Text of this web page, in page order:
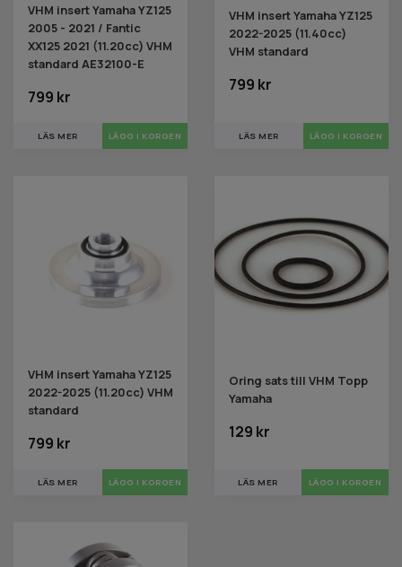
VHM insert Yamaha YZ125
2005 - 2021 / Fantic
XX125 2021 (11.20cc) VHM
standard AE32100-E
799 kr
LÄS MER
VHM insert Yamaha YZ125
2022-2025 (11.40cc)
VHM standard
799 kr
LÄS MER
VHM insert Yamaha YZ125
2022-2025 (11.20cc) VHM
standard
799 kr
LÄS MER
Oring sats till VHM Topp
Yamaha
129 kr
LÄS MER LÄGG I KORGEN